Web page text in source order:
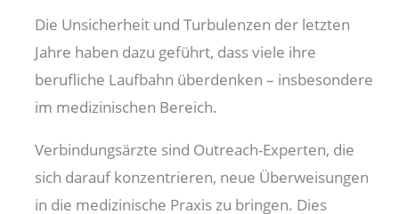
Die Unsicherheit und Turbulenzen der letzten
Jahre haben dazu geführt, dass viele ihre
berufliche Laufbahn überdenken – insbesondere
im medizinischen Bereich.
Verbindungsärzte sind Outreach-Experten, die
sich darauf konzentrieren, neue Überweisungen
in die medizinische Praxis zu bringen. Dies